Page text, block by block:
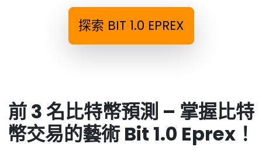
探索 BIT 1.0 EPREX
前 3 名比特幣預測 – 掌握比特
幣交易的藝術 Bit 1.0 Eprex！